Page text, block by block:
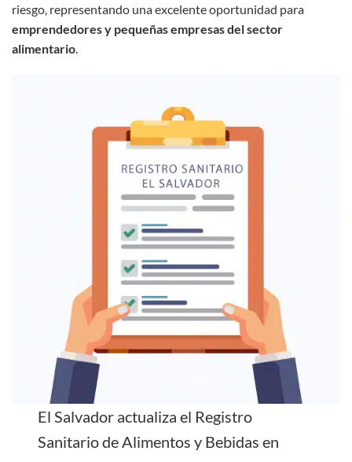
riesgo, representando una excelente oportunidad para
emprendedores y pequeñas empresas del sector
alimentario
El Salvador actualiza el Registro
Sanitario de Alimentos y Bebidas en